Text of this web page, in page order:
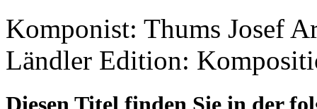
Komponist: Thums Josef
Ländler Edition: